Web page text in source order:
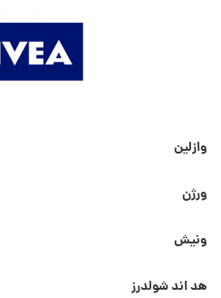
وازلین
ورژن
ونیش
هد اند شولدرز